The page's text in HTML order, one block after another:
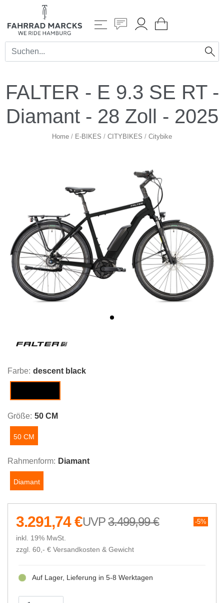
FALTER - E 9.3 SE RT -
Diamant - 28 Zoll - 2025
Home / E-BIKES / CITYBIKES / Citybike
Farbe: descent black
Größe: 50 CM
50 CM
Rahmenform: Diamant
Diamant
3.499,99 € 5%
3.291,74 €
inkl. 19% MwSt.
zzgl. 60,- € Versandkosten & Gewicht
Auf Lager, Lieferung in 5-8 Werktagen